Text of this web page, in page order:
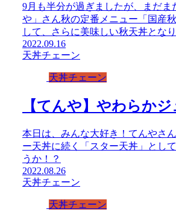
9月も半分が過ぎましたが、まだ
や」さん秋の定番メニュー「国産
して、さらに美味しい秋天丼とな
2022.09.16
天丼チェーン
天丼チェーン
【てんや】やわらか
本日は、みんな大好き！てんやさ
ー天丼に続く「スター天丼」とし
うか！？
2022.08.26
天丼チェーン
天丼チェーン